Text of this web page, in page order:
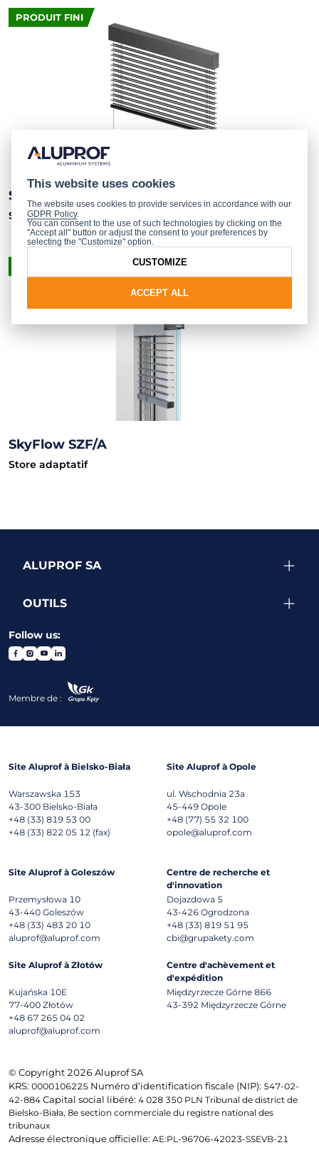
PRODUIT FINI
SkyFlow SZF/IN
Store intérieur
SkyFlow SZF/A
Store adaptatif
ALUPROF SA
OUTILS
Follow us:
Membre de :
Site Aluprof à Bielsko-Biała
Warszawska 153
43-300 Bielsko-Biała
+48 (33) 819 53 00
+48 (33) 822 05 12 (fax)
Site Aluprof à Opole
ul. Wschodnia 23a
45-449 Opole
+48 (77) 55 32 100
opole@aluprof.com
Site Aluprof à Goleszów
Przemysłowa 10
43-440 Goleszów
+48 (33) 483 20 10
aluprof@aluprof.com
Centre de recherche et
d'innovation
Dojazdowa 5
43-426 Ogrodzona
+48 (33) 819 51 95
cbi@grupakety.com
Site Aluprof à Złotów
Kujańska 10E
77-400 Złotów
+48 67 265 04 02
aluprof@aluprof.com
Centre d'achèvement et
d'expédition
Międzyrzecze Górne 866
43-392 Międzyrzecze Górne
© Copyright 2026 Aluprof SA
KRS: 0000106225 Numéro d’identification fiscale (NIP): 547-02-
42-884 Capital social libéré: 4 028 350 PLN Tribunal de district de
Bielsko-Biała, 8e section commerciale du registre national des
tribunaux
Adresse électronique officielle: AE:PL-96706-42023-SSEVB-21
This website uses cookies
The website uses cookies to provide services in accordance with our
GDPR Policy.
You can consent to the use of such technologies by clicking on the
"Accept all" button or adjust the consent to your preferences by
selecting the "Customize" option.
ACCEPT ALL
CUSTOMIZE